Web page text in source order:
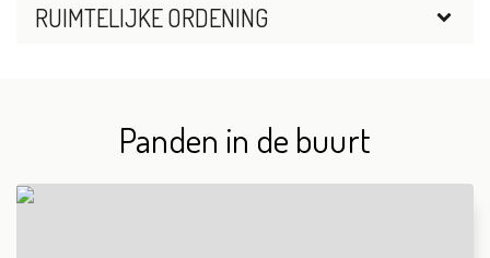
RUIMTELIJKE ORDENING
Panden in de buurt